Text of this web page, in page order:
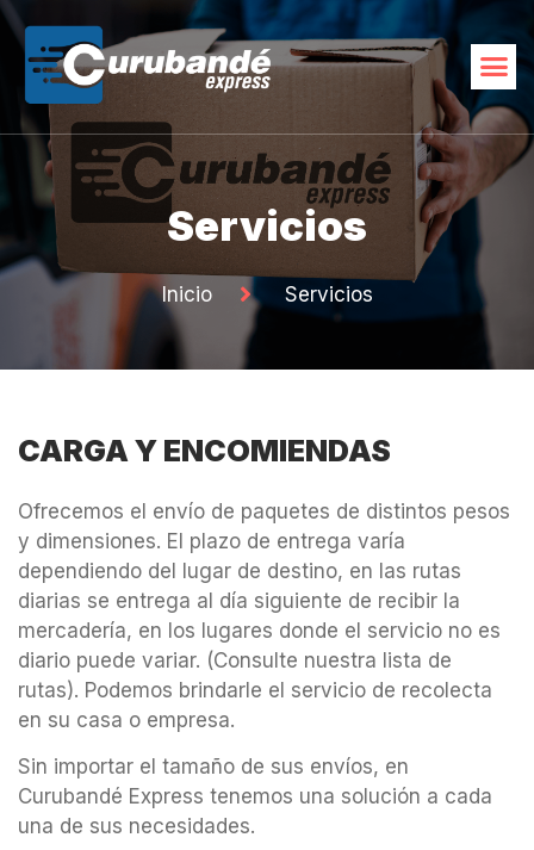
Servicios
Inicio Servicios
CARGA Y ENCOMIENDAS
Ofrecemos el envío de paquetes de distintos pesos
y dimensiones. El plazo de entrega varía
dependiendo del lugar de destino, en las rutas
diarias se entrega al día siguiente de recibir la
mercadería, en los lugares donde el servicio no es
diario puede variar. (Consulte nuestra lista de
rutas). Podemos brindarle el servicio de recolecta
en su casa o empresa.
Sin importar el tamaño de sus envíos, en
Curubandé Express tenemos una solución a cada
una de sus necesidades.